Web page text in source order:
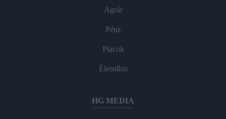
Agrár
Pénz
Piacok
Életstílus
HG MEDIA